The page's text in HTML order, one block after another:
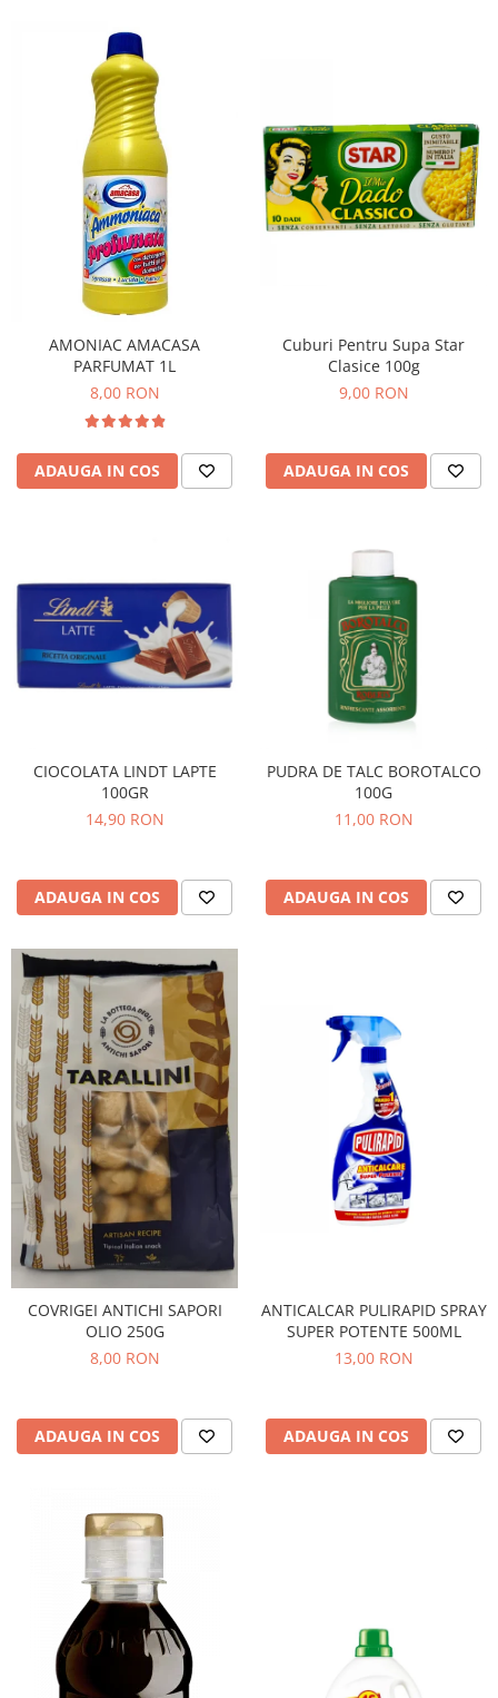
AMONIAC AMACASA
PARFUMAT 1L
8,00 RON
ADAUGA IN COS
Cuburi Pentru Supa Star
Clasice 100g
9,00 RON
ADAUGA IN COS
CIOCOLATA LINDT LAPTE
100GR
14,90 RON
ADAUGA IN COS
PUDRA DE TALC BOROTALCO
100G
11,00 RON
ADAUGA IN COS
COVRIGEI ANTICHI SAPORI
OLIO 250G
8,00 RON
ADAUGA IN COS
ANTICALCAR PULIRAPID SPRAY
SUPER POTENTE 500ML
13,00 RON
ADAUGA IN COS